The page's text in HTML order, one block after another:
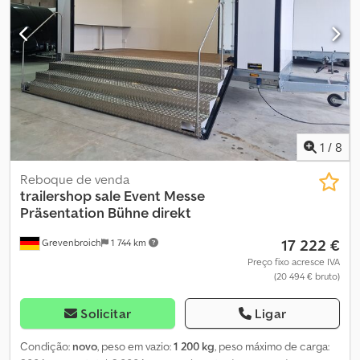
Amszrgzcj Asrf Inclui guincho elétrico com bateria de 12 V Inclui
jantes de liga leve prateadas e pretas Inclui calhas perfuradas no
piso de carga O novo Roadster 1000 no formato XL, o reboque do
futuro. Moderno – leve – económico em termos de combustível e
disponível em várias cores e configurações. A Trailershop
oferece-lhe o Roadster exclusivo a um preço justo, com
disponibilidade imediata. Veículo novo, fatura com IVA
discriminado, garantia do revendedor especializado há 35 anos.
Direitos de autor – proteção de marca 08.26 C1000car premium
ROADSTER1000SWISSVGPOLYWHI
1 / 8
Grevenbroich 1 744 km
Reboque de venda
trailershop sale Event Messe
Präsentation Bühne direkt
17 222 €
Preço fixo acresce IVA
(20 494 € bruto)
Solicitar Ligar
Condição: novo, peso em vazio:1 200 kg, peso máximo de carga: